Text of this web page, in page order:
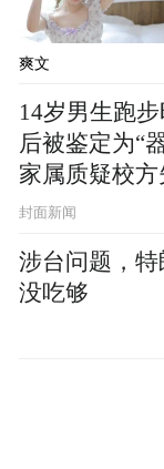
据了解，“
爽文
14岁男生跑步
后被鉴定为“
家属质疑校方
封面新闻
涉台问题，
没吃够